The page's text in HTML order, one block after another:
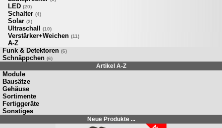
LED (20)
Schalter (4)
Solar (2)
Ultraschall (10)
Verstärker+Weichen (11)
A-Z
Funk & Detektoren (6)
Schnäppchen (6)
Artikel A-Z
Module
Bausätze
Gehäuse
Sortimente
Fertiggeräte
Sonstiges
Neue Produkte ...